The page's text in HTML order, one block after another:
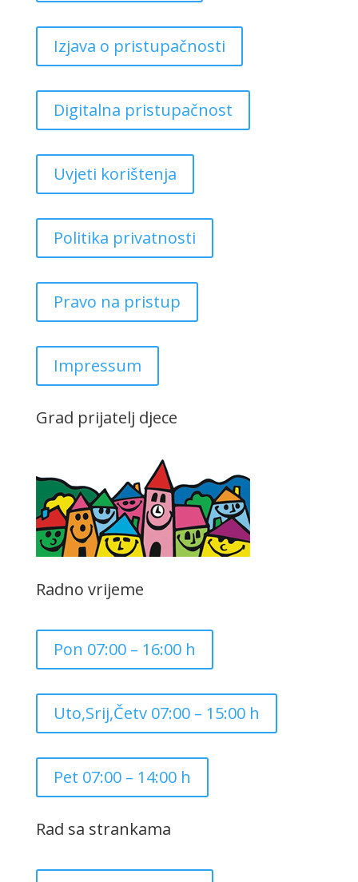
Izjava o pristupačnosti
Digitalna pristupačnost
Uvjeti korištenja
Politika privatnosti
Pravo na pristup
Impressum
Grad prijatelj djece
Radno vrijeme
Pon 07:00 – 16:00 h
Uto,Srij,Četv 07:00 – 15:00 h
Pet 07:00 – 14:00 h
Rad sa strankama